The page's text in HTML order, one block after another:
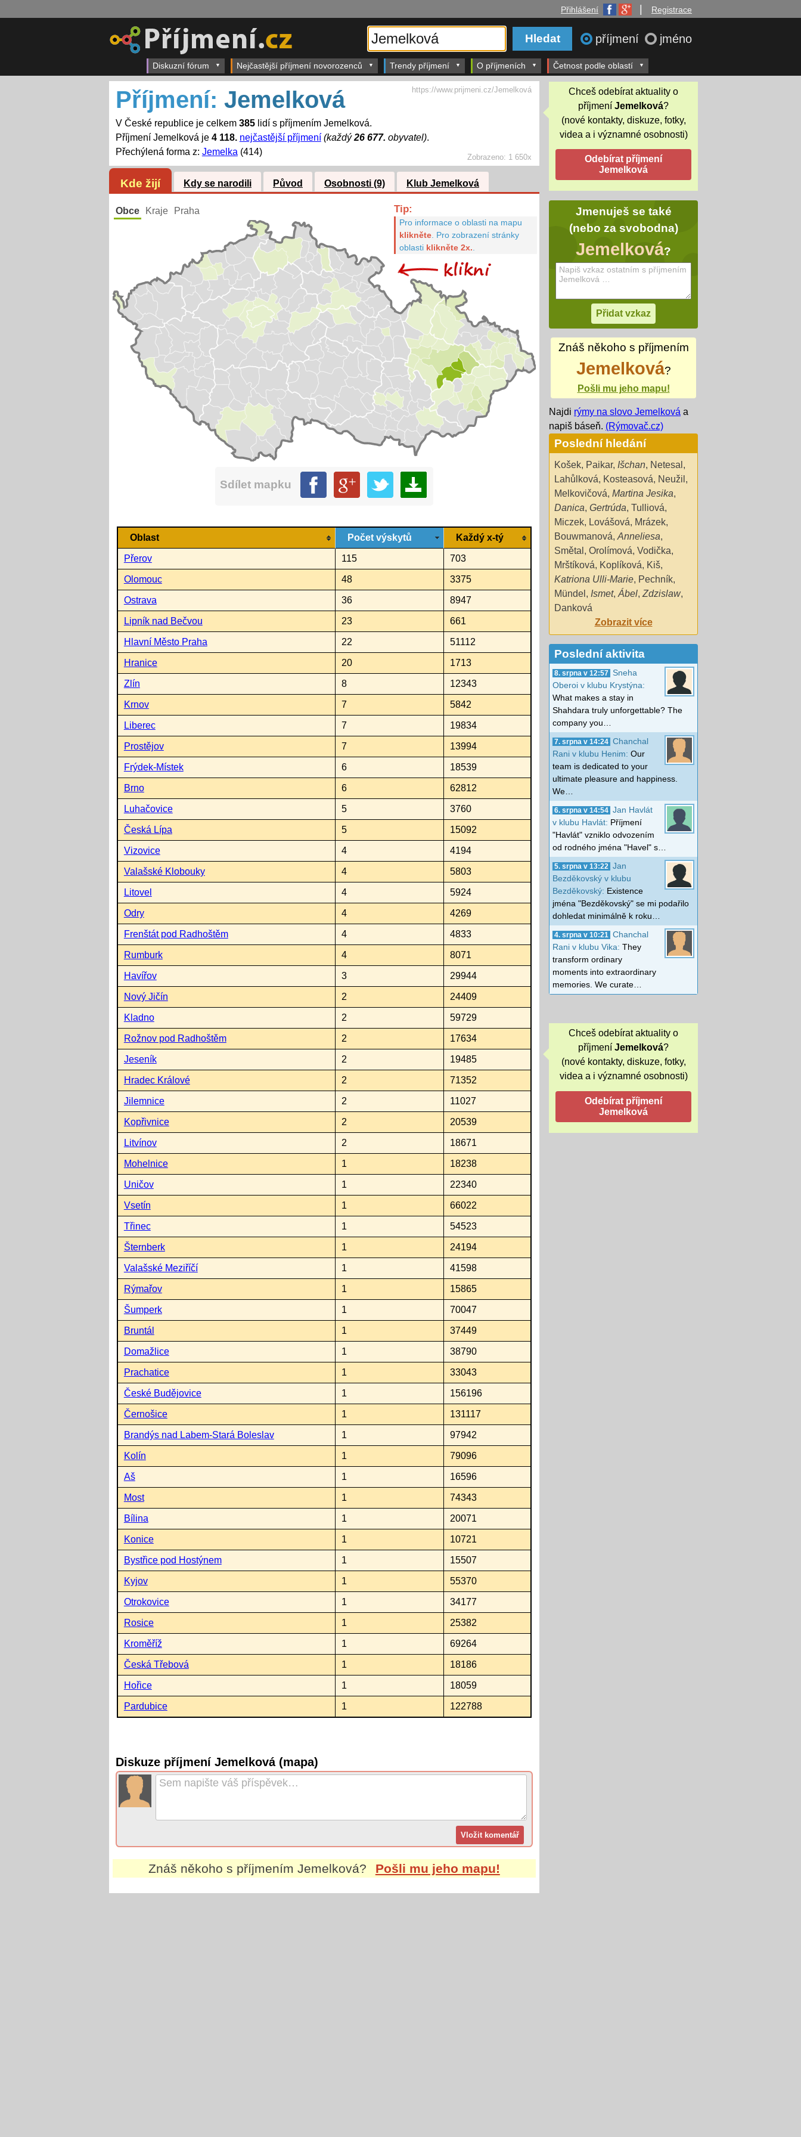
Přihlášení Registrace
příjmení jméno
Diskuzní fórum Nejčastější příjmení novorozenců Trendy příjmení O příjmeních Četnost podle oblastí
Zobrazeno: 1 650x
Příjmení: Jemelková
V České republice je celkem 385lidí s příjmením Jemelková.
Příjmení Jemelková je 4 118. nejčastější příjmení (každý26 677. obyvatel).
Přechýlená forma z: Jemelka (414)
https://www.prijmeni.cz/Jemelková
Kde žijí Kdy se narodili Původ Osobnosti (9) Klub Jemelková
Obce Kraje Praha Tip:
Pro informace o oblasti na mapu
klikněte. Pro zobrazení stránky
oblasti klikněte 2x.
Sdílet mapku
Oblast Počet výskytů Každý x-tý
Přerov 115 703
Olomouc 48 3375
Ostrava 36 8947
Lipník nad Bečvou 23 661
Hlavní Město Praha 22 51112
Hranice 20 1713
Zlín 8 12343
Krnov 7 5842
Liberec 7 19834
Prostějov 7 13994
Frýdek-Místek 6 18539
Brno 6 62812
Luhačovice 5 3760
Česká Lípa 5 15092
Vizovice 4 4194
Valašské Klobouky 4 5803
Litovel 4 5924
Odry 4 4269
Frenštát pod Radhoštěm 4 4833
Rumburk 4 8071
Havířov 3 29944
Nový Jičín 2 24409
Kladno 2 59729
Rožnov pod Radhoštěm 2 17634
Jeseník 2 19485
Hradec Králové 2 71352
Jilemnice 2 11027
Kopřivnice 2 20539
Litvínov 2 18671
Mohelnice 1 18238
Uničov 1 22340
Vsetín 1 66022
Třinec 1 54523
Šternberk 1 24194
Valašské Meziříčí 1 41598
Rýmařov 1 15865
Šumperk 1 70047
Bruntál 1 37449
Domažlice 1 38790
Prachatice 1 33043
České Budějovice 1 156196
Černošice 1 131117
Brandýs nad Labem-Stará Boleslav 1 97942
Kolín 1 79096
Aš 1 16596
Most 1 74343
Bílina 1 20071
Konice 1 10721
Bystřice pod Hostýnem 1 15507
Kyjov 1 55370
Otrokovice 1 34177
Rosice 1 25382
Kroměříž 1 69264
Česká Třebová 1 18186
Hořice 1 18059
Pardubice 1 122788
Diskuze příjmení Jemelková (mapa)
Znáš někoho s příjmením Jemelková? Pošli mu jeho mapu!
Chceš odebírat aktuality o
příjmení Jemelková?
(nové kontakty, diskuze, fotky,
videa a i významné osobnosti)
Jmenuješ se také
(nebo za svobodna)
Jemelková?
Znáš někoho s příjmením
Jemelková?
Pošli mu jeho mapu!
Najdi rýmy na slovo Jemelková a
napiš báseň. (Rýmovač.cz)
Poslední hledání
Košek, Paikar, Išchan, Netesal ,
Lahůlková, Kosteasová, Neužil ,
Melkovičová, Martina Jesika,
Danica, Gertrúda, Tulliová,
Miczek, Lovášová, Mrázek,
Bouwmanová, Anneliesa,
Smětal , Orolímová, Vodička,
Mrštíková, Koplíková, Kiš,
Katriona Ulli-Marie, Pechník,
Mündel , Ismet, Ábel, Zdzislaw,
Danková
Zobrazit více
Poslední aktivita
8. srpna v 12:57
Sneha
Oberoi v klubu Krystýna:
What makes a stay in
Shahdara truly unforgettable? The
company you…
7. srpna v 14:24 Chanchal
Rani v klubu Henim: Our
team is dedicated to your
ultimate pleasure and happiness.
We…
6. srpna v 14:54 Jan Havlát
v klubu Havlát: Příjmení
"Havlát" vzniklo odvozením
od rodného jména "Havel" s…
5. srpna v 13:22
Jan
Bezděkovský v klubu
Bezděkovský: Existence
jména "Bezděkovský" se mi podařilo
dohledat minimálně k roku…
4. srpna v 10:21
Chanchal
Rani v klubu Vika: They
transform ordinary
moments into extraordinary
memories. We curate…
Chceš odebírat aktuality o
příjmení Jemelková?
(nové kontakty, diskuze, fotky,
videa a i významné osobnosti)